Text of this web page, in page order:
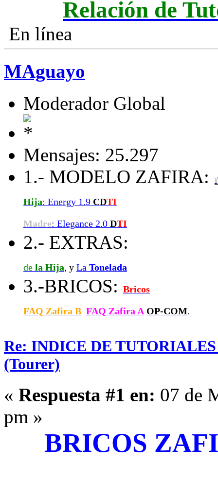
Relación de
En línea
MAguayo
Moderador Global
Mensajes: 25.297
1.- MODELO ZAFIRA:
Hija: Energy 1.9 CDTI
Madre: Elegance 2.0 DTI
2.- EXTRAS:
de la Hija, y La Tonelada
3.-BRICOS: Bricos
FAQ Zafira B FAQ Zafira A OP-COM.
Re: INDICE DE
(Tourer)
« Respuesta #1 en: 07 de
pm »
BRICOS